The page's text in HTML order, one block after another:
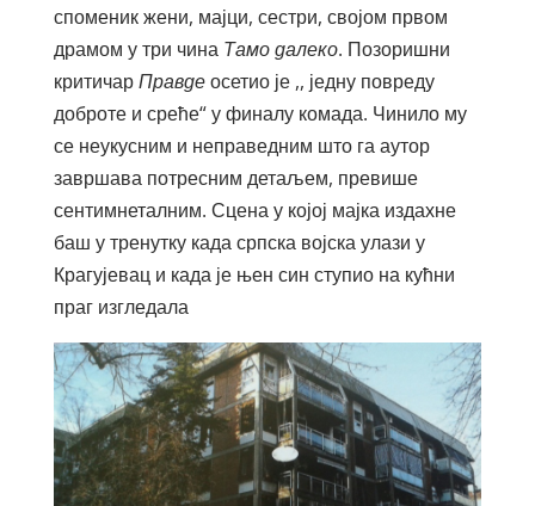
споменик жени, мајци, сестри, својом првом
драмом у три чина Тамо далеко. Позоришни
критичарПравдеосетио је ,, једну повреду
доброте и среће“ у финалу комада. Чинило му
се неукусним и неправедним што га аутор
завршава потресним детаљем, превише
сентимнеталним. Сцена у којој мајка издахне
баш у тренутку када српска војска улази у
Крагујевац и када је њен син ступио на кућни
праг изгледала